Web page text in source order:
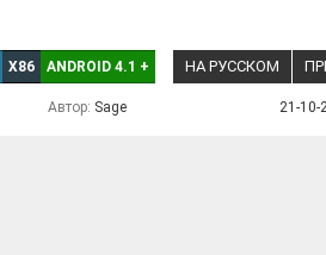
X86 ANDROID 4.1 + НА РУССКОМ
Автор: Sage 21-10-